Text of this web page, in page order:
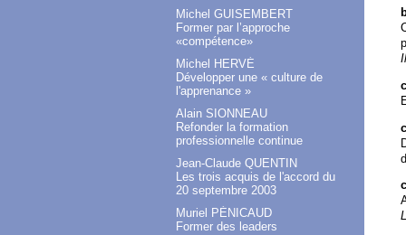
Michel GUISEMBERT
Former par l’approche
«compétence»
Michel HERVÉ
Développer une « culture de
l'apprenance »
Alain SIONNEAU
Refonder la formation
professionnelle continue
Jean-Claude QUENTIN
Les trois acquis de l'accord du
20 septembre 2003
Muriel PÉNICAUD
Former des leaders